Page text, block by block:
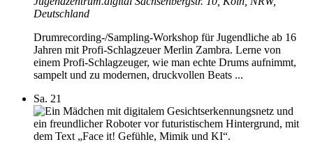
Deutschland
Drumrecording-/Sampling-Workshop für Jugendliche ab 16
Jahren mit Profi-Schlagzeuer Merlin Zambra. Lerne von
einem Profi-Schlagzeuger, wie man echte Drums aufnimmt,
sampelt und zu modernen, druckvollen Beats ...
Sa. 21